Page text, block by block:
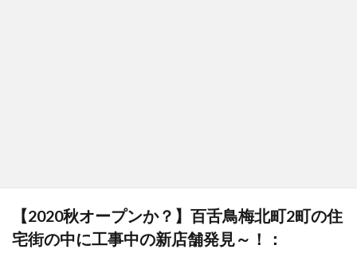
【2020秋オープンか？】百舌鳥梅北町2町の住
宅街の中に工事中の新店舗発見～！：